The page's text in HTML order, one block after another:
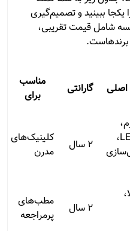
یکجا ببینید و تصمیم‌گیری
شامل قیمت تقریبی،
برندهاست.
اصلی گارانتی
مناسب
برای
چراغ LED،
۲ سال
کلینیک‌های
مدرن
۲ سال
مطب‌های
پرمراجعه